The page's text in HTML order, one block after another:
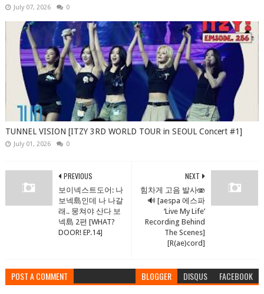
July 07, 2026 0
TUNNEL VISION [ITZY 3RD WORLD TOUR in SEOUL Concert #1]
July 01, 2026 0
NEXT
힘차게 고음 발사🫨
🔊 [aespa 에스파
‘Live My Life’
Recording Behind
The Scenes]
[R(ae)cord]
PREVIOUS
보이넥스트도어: 나
보넥島인데 나 나갈
래.. 뭉쳐야 산다 보
넥島 2편 [WHAT?
DOOR! EP.14]
POST A COMMENT BLOGGER DISQUS FACEBOOK